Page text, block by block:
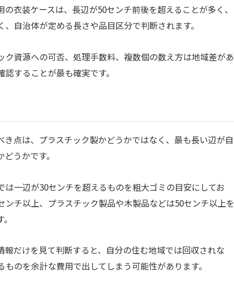
衣装ケースは、長辺が50センチ前後を超えることが多く、
自治体が定める長さや品目区分で判断されます。
ク資源への可否、処理手数料、複数個の数え方は地域差があ
することが最も確実です。
点は、プラスチック製かどうかではなく、最も長い辺が自
うかです。
一辺が30センチを超えるものを粗大ゴミの目安にしてお
ンチ以上、プラスチック製品や木製品などは50センチ以上を
報だけを見て判断すると、自分の住む地域では回収されな
のを余計な費用で出してしまう可能性があります。